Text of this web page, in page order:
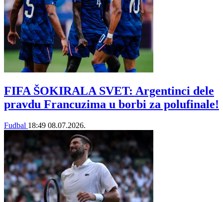
FIFA ŠOKIRALA SVET: Argentinci dele
pravdu Francuzima u borbi za polufinale!
Fudbal 18:49 08.07.2026.